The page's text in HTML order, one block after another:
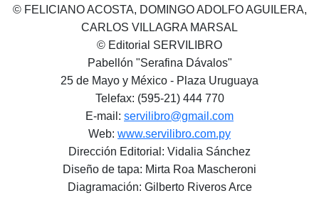
© FELICIANO ACOSTA, DOMINGO ADOLFO AGUILERA,
CARLOS VILLAGRA MARSAL
© Editorial SERVILIBRO
Pabellón "Serafina Dávalos"
25 de Mayo y México - Plaza Uruguaya
Telefax: (595-21) 444 770
E-mail: servilibro@gmail.com
Web: www.servilibro.com.py
Dirección Editorial: Vidalia Sánchez
Diseño de tapa: Mirta Roa Mascheroni
Diagramación: Gilberto Riveros Arce